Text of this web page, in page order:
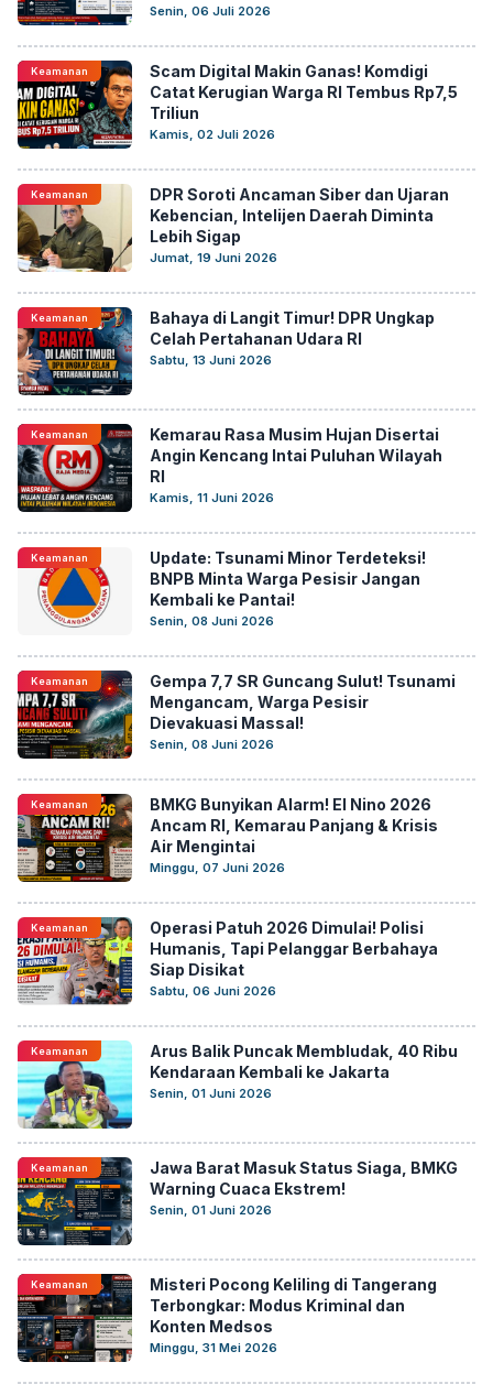
Senin, 06 Juli 2026
Keamanan
Scam Digital Makin Ganas! Komdigi
Catat Kerugian Warga RI Tembus Rp7,5
Triliun
Kamis, 02 Juli 2026
Keamanan
DPR Soroti Ancaman Siber dan Ujaran
Kebencian, Intelijen Daerah Diminta
Lebih Sigap
Jumat, 19 Juni 2026
Keamanan
Bahaya di Langit Timur! DPR Ungkap
Celah Pertahanan Udara RI
Sabtu, 13 Juni 2026
Keamanan
Kemarau Rasa Musim Hujan Disertai
Angin Kencang Intai Puluhan Wilayah
RI
Kamis, 11 Juni 2026
Keamanan
Update: Tsunami Minor Terdeteksi!
BNPB Minta Warga Pesisir Jangan
Kembali ke Pantai!
Senin, 08 Juni 2026
Keamanan
Gempa 7,7 SR Guncang Sulut! Tsunami
Mengancam, Warga Pesisir
Dievakuasi Massal!
Senin, 08 Juni 2026
Keamanan
BMKG Bunyikan Alarm! El Nino 2026
Ancam RI, Kemarau Panjang & Krisis
Air Mengintai
Minggu, 07 Juni 2026
Keamanan
Operasi Patuh 2026 Dimulai! Polisi
Humanis, Tapi Pelanggar Berbahaya
Siap Disikat
Sabtu, 06 Juni 2026
Keamanan
Arus Balik Puncak Membludak, 40 Ribu
Kendaraan Kembali ke Jakarta
Senin, 01 Juni 2026
Keamanan
Jawa Barat Masuk Status Siaga, BMKG
Warning Cuaca Ekstrem!
Senin, 01 Juni 2026
Keamanan
Misteri Pocong Keliling di Tangerang
Terbongkar: Modus Kriminal dan
Konten Medsos
Minggu, 31 Mei 2026